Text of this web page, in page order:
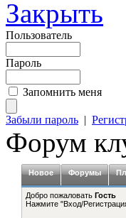
Закрыть
Пользователь
Пароль
Запомнить меня
Забыли пароль |
Форум
Новое Форумы
Добро пожаловать Гость
Нажмите "Вход/